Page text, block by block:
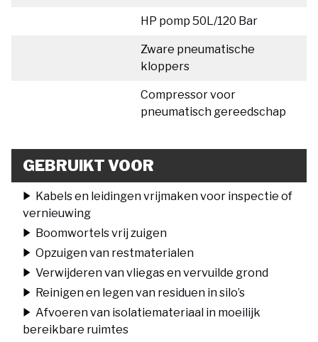
HP pomp 50L/120 Bar
Zware pneumatische
kloppers
Compressor voor
pneumatisch gereedschap
GEBRUIKT VOOR
Kabels en leidingen vrijmaken voor inspectie of
vernieuwing
Boomwortels vrij zuigen
Opzuigen van restmaterialen
Verwijderen van vliegas en vervuilde grond
Reinigen en legen van residuen in silo’s
Afvoeren van isolatiemateriaal in moeilijk
bereikbare ruimtes